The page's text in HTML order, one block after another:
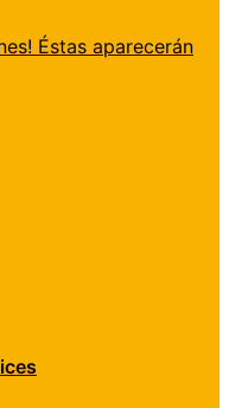
Éstas aparecerán